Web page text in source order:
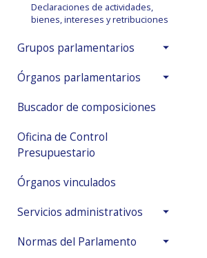
Declaraciones de actividades,
bienes, intereses y retribuciones
Grupos parlamentarios
Órganos parlamentarios
Buscador de composiciones
Oficina de Control
Presupuestario
Órganos vinculados
Servicios administrativos
Normas del Parlamento